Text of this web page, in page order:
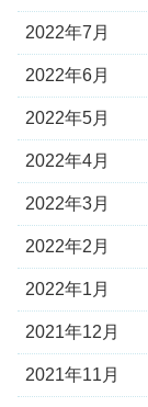
2022年7月
2022年6月
2022年5月
2022年4月
2022年3月
2022年2月
2022年1月
2021年12月
2021年11月